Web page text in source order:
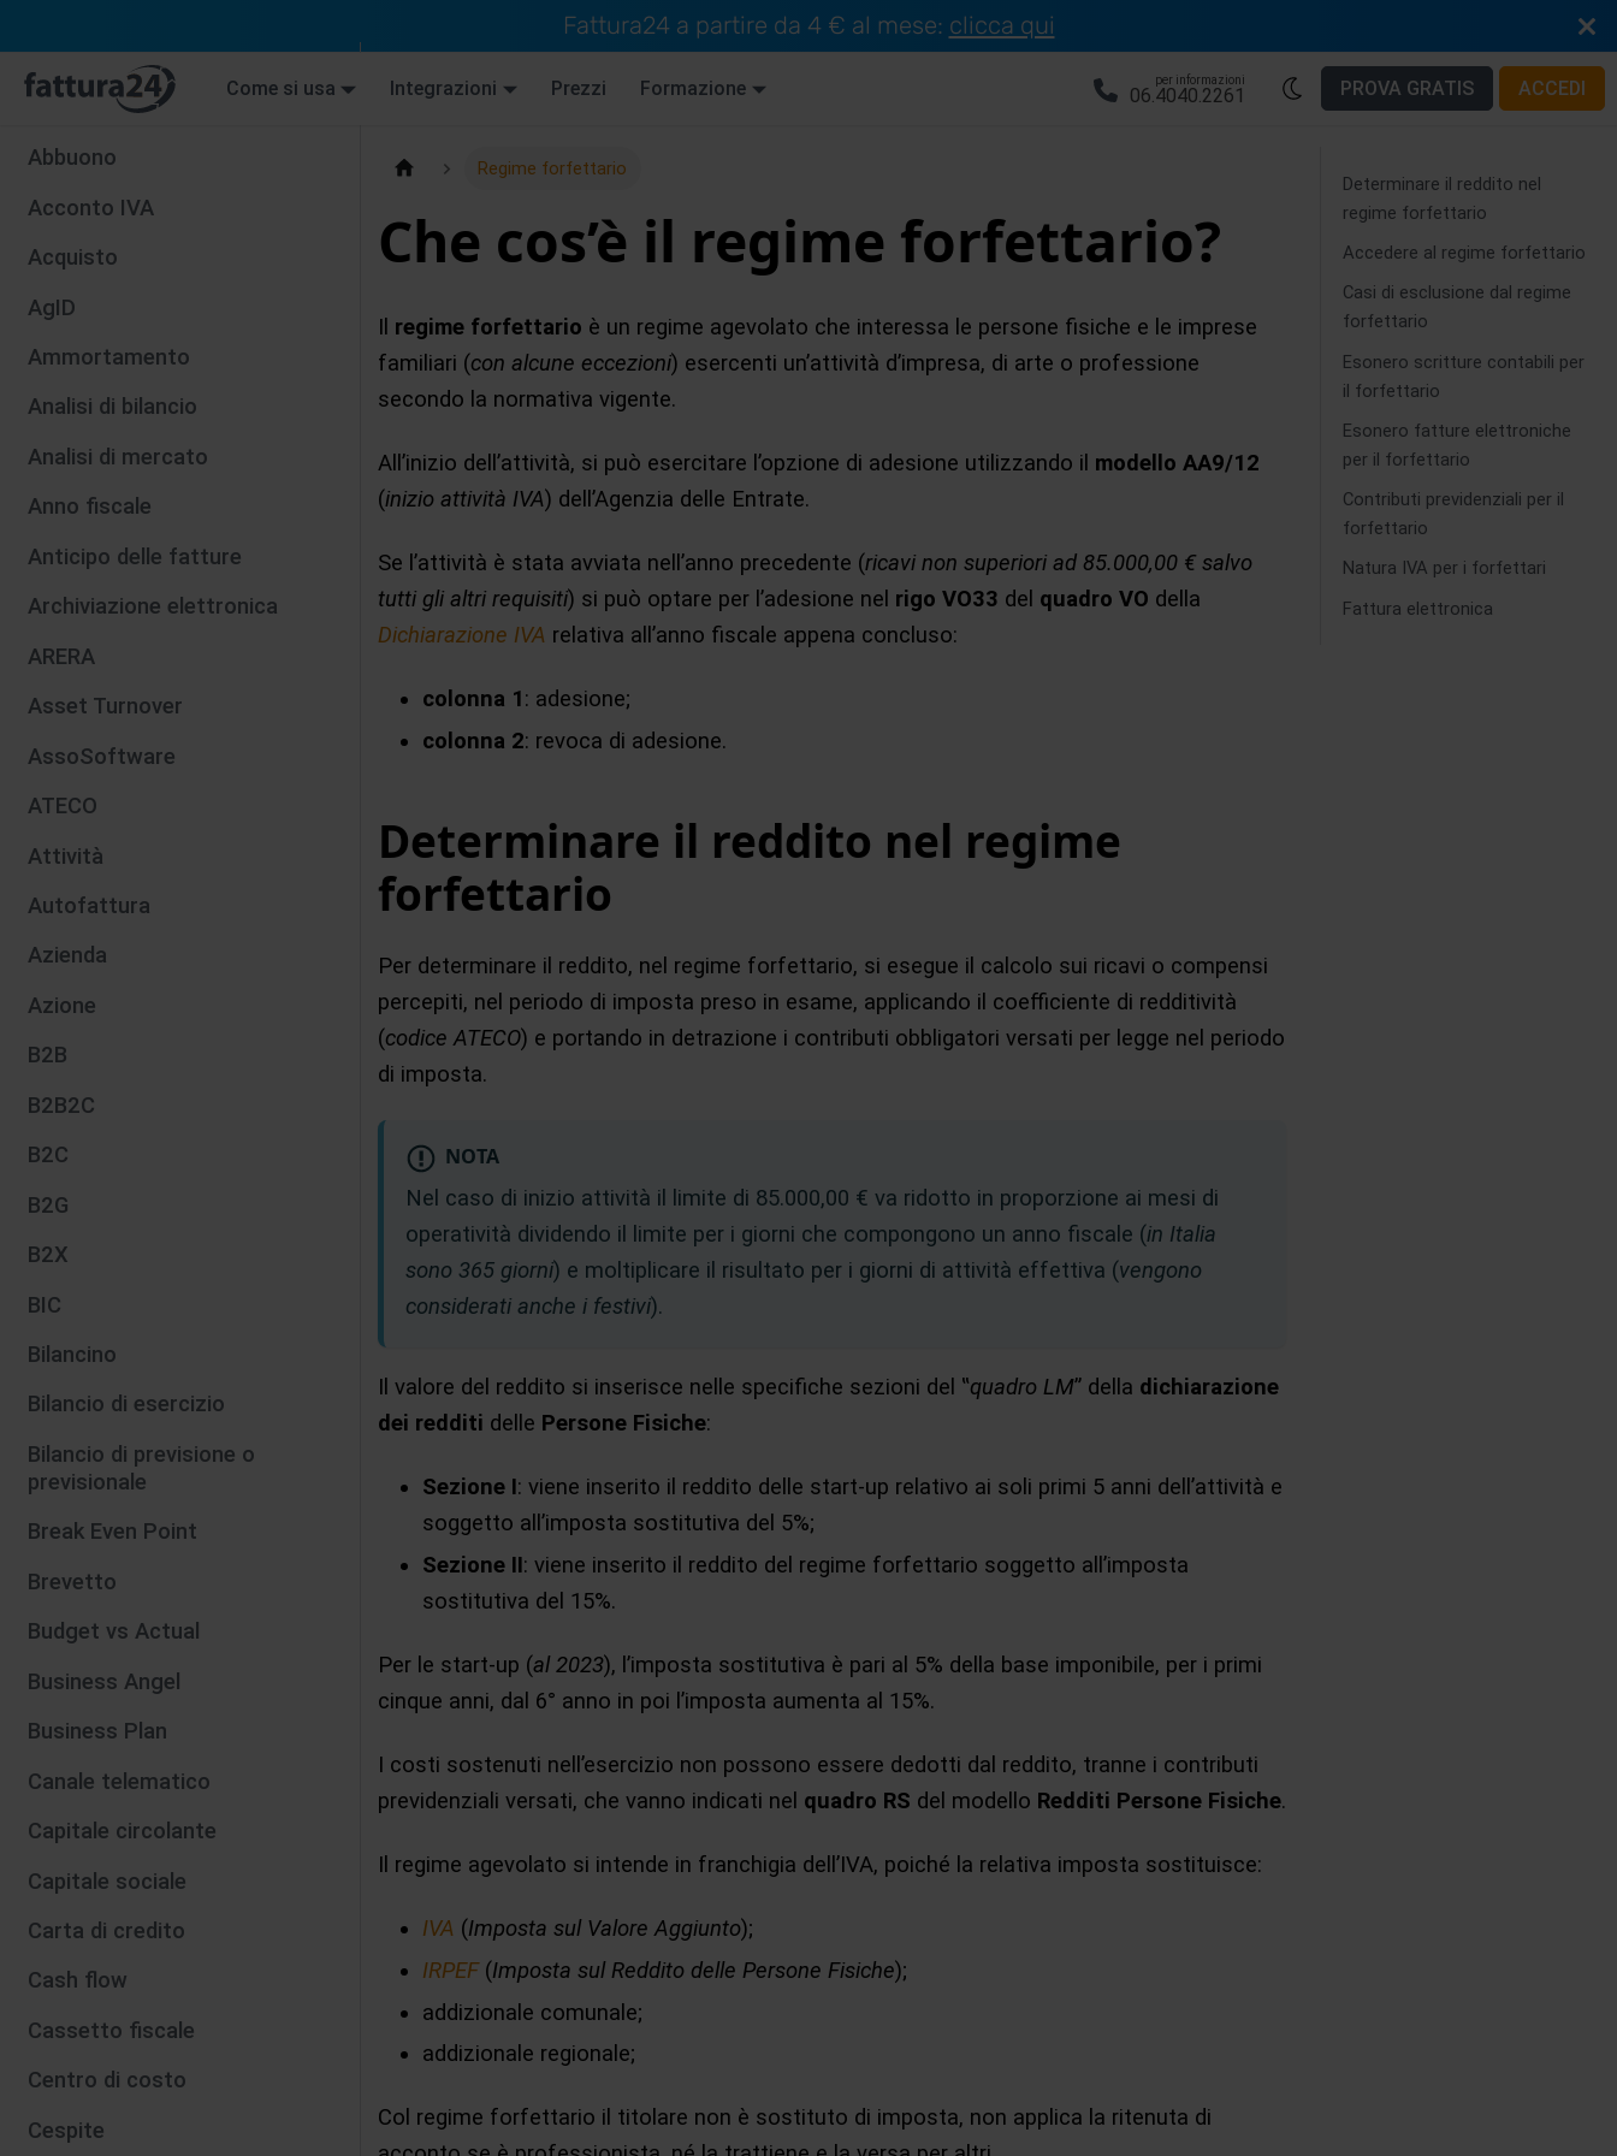
Fattura24 a partire da 4 € al mese: clicca qui
Come si usa Integrazioni Prezzi Formazione per informazioni
06.4040.2261 PROVA GRATIS ACCEDI
Abbuono
Acconto IVA
Acquisto
AgID
Ammortamento
Analisi di bilancio
Analisi di mercato
Anno fiscale
Anticipo delle fatture
Archiviazione elettronica
ARERA
Asset Turnover
AssoSoftware
ATECO
Attività
Autofattura
Azienda
Azione
B2B
B2B2C
B2C
B2G
B2X
BIC
Bilancino
Bilancio di esercizio
Bilancio di previsione o
previsionale
Break Even Point
Brevetto
Budget vs Actual
Business Angel
Business Plan
Canale telematico
Capitale circolante
Capitale sociale
Carta di credito
Cash flow
Cassetto fiscale
Centro di costo
Cespite
Regime forfettario
Che cos’è il regime forfettario?
Il regime forfettario è un regime agevolato che interessa le persone fisiche e le imprese
familiari (con alcune eccezioni) esercenti un’attività d’impresa, di arte o professione
secondo la normativa vigente.
All’inizio dell’attività, si può esercitare l’opzione di adesione utilizzando il modello AA9/12
(inizio attività IVA) dell’Agenzia delle Entrate.
Se l’attività è stata avviata nell’anno precedente (ricavi non superiori ad 85.000,00 € salvo
tutti gli altri requisiti) si può optare per l’adesione nel rigo VO33 del quadro VO della
Dichiarazione IVA relativa all’anno fiscale appena concluso:
colonna 1: adesione;
colonna 2: revoca di adesione.
Determinare il reddito nel regime
forfettario
Per determinare il reddito, nel regime forfettario, si esegue il calcolo sui ricavi o compensi
percepiti, nel periodo di imposta preso in esame, applicando il coefficiente di redditività
(codice ATECO) e portando in detrazione i contributi obbligatori versati per legge nel periodo
di imposta.
NOTA
Nel caso di inizio attività il limite di 85.000,00 € va ridotto in proporzione ai mesi di
operatività dividendo il limite per i giorni che compongono un anno fiscale (in Italia
sono 365 giorni) e moltiplicare il risultato per i giorni di attività effettiva (vengono
considerati anche i festivi).
Il valore del reddito si inserisce nelle specifiche sezioni del ‟quadro LM” della dichiarazione
dei redditi delle Persone Fisiche:
Sezione I: viene inserito il reddito delle start-up relativo ai soli primi 5 anni dell’attività e
soggetto all’imposta sostitutiva del 5%;
Sezione II: viene inserito il reddito del regime forfettario soggetto all’imposta
sostitutiva del 15%.
Per le start-up (al 2023), l’imposta sostitutiva è pari al 5% della base imponibile, per i primi
cinque anni, dal 6° anno in poi l’imposta aumenta al 15%.
I costi sostenuti nell’esercizio non possono essere dedotti dal reddito, tranne i contributi
previdenziali versati, che vanno indicati nel quadro RS del modello Redditi Persone Fisiche.
Il regime agevolato si intende in franchigia dell’IVA, poiché la relativa imposta sostituisce:
IVA (Imposta sul Valore Aggiunto);
IRPEF(Imposta sul Reddito delle Persone Fisiche);
addizionale comunale;
addizionale regionale;
Col regime forfettario il titolare non è sostituto di imposta, non applica la ritenuta di
Determinare il reddito nel
regime forfettario
Accedere al regime forfettario
Casi di esclusione dal regime
forfettario
Esonero scritture contabili per
il forfettario
Esonero fatture elettroniche
per il forfettario
Contributi previdenziali per il
forfettario
Natura IVA per i forfettari
Fattura elettronica